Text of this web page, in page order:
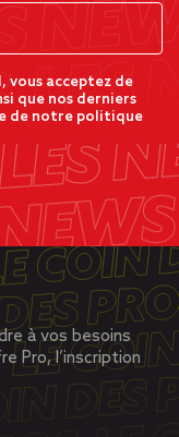
vous acceptez de
que nos derniers
de notre politique
à vos besoins
Pro, l’inscription